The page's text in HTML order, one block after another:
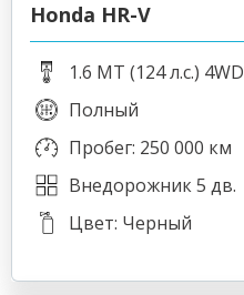
Honda HR-V
1.6 MT (124 л.с.) 4WD
Полный
Пробег: 250 000 км
Внедорожник 5 дв.
Цвет: Черный